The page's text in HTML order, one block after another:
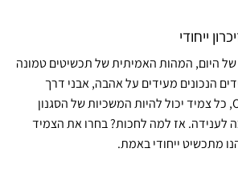
ייחודי
היום, המהות האמיתית של תכשיטים טמונה
הנכונים מעידים על אהבה, אבני דרך
וזיכרונות. ב-Onecklace, כל צמיד יכול להיות המשכיות של הסגנון
לענידה. אז למה לחכות? בחרו את הצמיד
מתכשיט ייחודי באמת.